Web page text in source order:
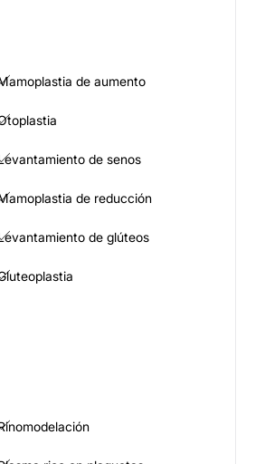
de aumento
de senos
de reducción
de glúteos